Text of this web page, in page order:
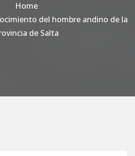
Home
del hombre andino de la
de Salta